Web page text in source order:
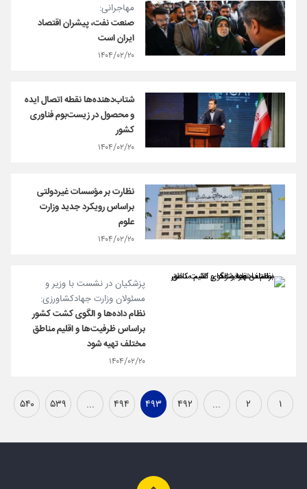
مهاجرانی:
صنعت نفت، پیشران اقتصاد
ایران است
۱۴۰۴/۰۲/۲۰
شتاب‌دهنده‌ها نقطه اتصال ایده
و محصول در زیست‌بوم فناوری
کشور
۱۴۰۴/۰۲/۲۰
نظارت بر مؤسسات غیردولتی
براساس رویکرد‌ جدید وزارت
علوم
۱۴۰۴/۰۲/۲۰
پزشکیان در نشست با وزیر و
مسئولان وزارت جهادکشاورزی:
نظام داده‌ها و الگوی کشت کشور
براساس ظرفیت‌ها و اقلیم مناطق
مختلف تهیه شود
۱۴۰۴/۰۲/۲۰
۱ ۲ ... ۴۹۲ ۴۹۳ ۴۹۴ ... ۵۳۹ ۵۴۰